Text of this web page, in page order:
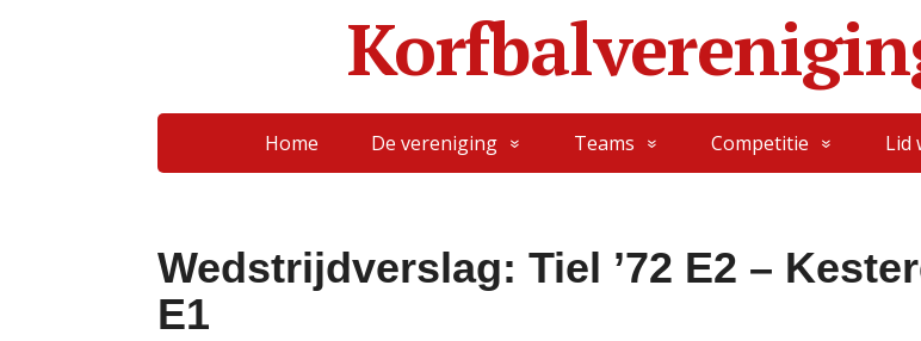
Home De vereniging Teams Competitie Lid
Wedstrijdverslag: Tiel ’72 E2 –
E1